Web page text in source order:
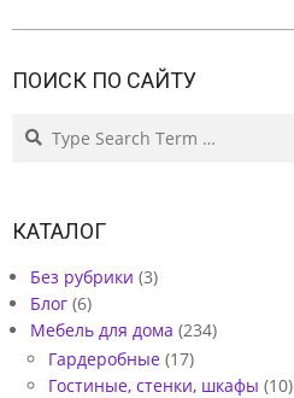
08-
09
ПОИСК ПО САЙТУ
Search
КАТАЛОГ
Без рубрики (3)
Блог (6)
Мебель для дома (234)
Гардеробные (17)
Гостиные, стенки, шкафы (10)